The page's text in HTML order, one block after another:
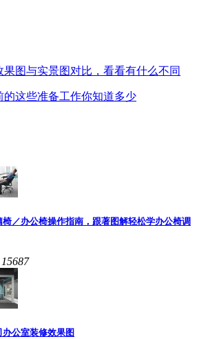
果图与实景图对比，看看有什么不同
的这些准备工作你知道多少
椅／办公椅操作指南，跟著图解轻松学办公椅调
15687
办公室装修效果图